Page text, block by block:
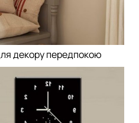
декору передпокою